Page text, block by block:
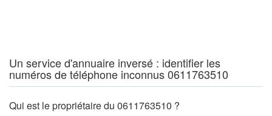
Un service d'annuaire inversé : identifier les
numéros de téléphone inconnus 0611763510
Qui est le propriétaire du 0611763510 ?